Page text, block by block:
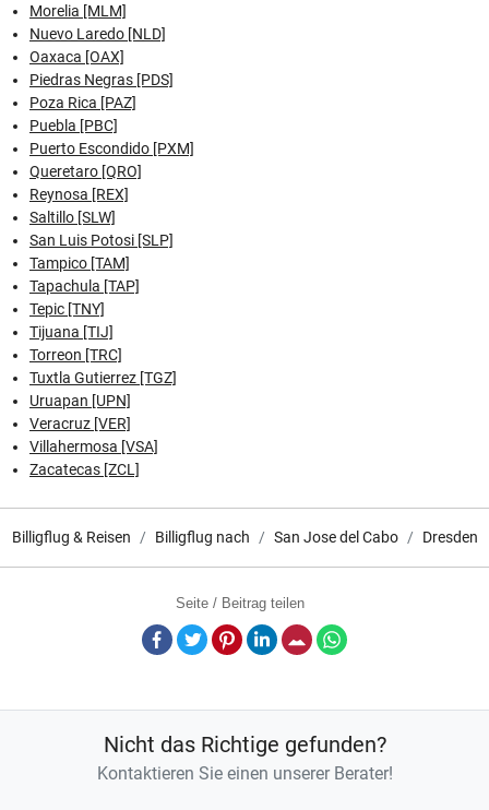
Morelia [MLM]
Nuevo Laredo [NLD]
Oaxaca [OAX]
Piedras Negras [PDS]
Poza Rica [PAZ]
Puebla [PBC]
Puerto Escondido [PXM]
Queretaro [QRO]
Reynosa [REX]
Saltillo [SLW]
San Luis Potosi [SLP]
Tampico [TAM]
Tapachula [TAP]
Tepic [TNY]
Tijuana [TIJ]
Torreon [TRC]
Tuxtla Gutierrez [TGZ]
Uruapan [UPN]
Veracruz [VER]
Villahermosa [VSA]
Zacatecas [ZCL]
Billigflug & Reisen Billigflug nach San Jose del Cabo Dresden
Seite / Beitrag teilen
Facebook
TwitterPinterestLinkedInE-Mail
Nicht das Richtige gefunden?
Kontaktieren Sie einen unserer Berater!